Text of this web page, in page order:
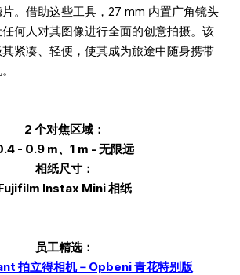
。借助这些工具，27 mm 内置广角镜头
何人对其图像进行全面的创意拍摄。该
紧凑、轻便，使其成为旅途中随身携带
2 个对焦区域：
- 0.9 m、1 m - 无限远
相纸尺寸：
Instax Mini 相纸
员工精选：
拍立得相机－Opbeni 青花特别版